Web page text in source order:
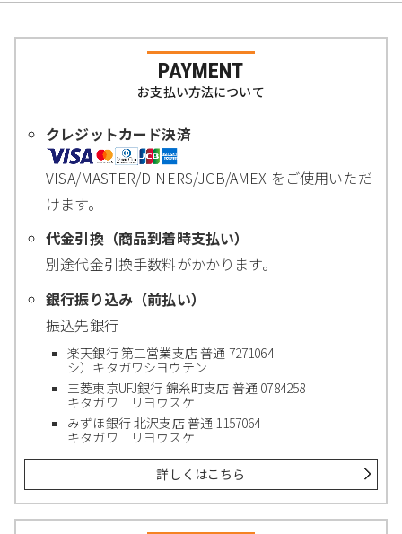
PAYMENT
お支払い方法について
クレジットカード決済
VISA/MASTER/DINERS/JCB/AMEX をご使用いただ
けます。
代金引換（商品到着時支払い）
別途代金引換手数料がかかります。
銀行振り込み（前払い）
振込先銀行
楽天銀行 第二営業支店 普通 7271064
シ）キタガワシヨウテン
三菱東京UFJ銀行 錦糸町支店 普通 0784258
キタガワ リヨウスケ
みずほ銀行 北沢支店 普通 1157064
キタガワ リヨウスケ
詳しくはこちら